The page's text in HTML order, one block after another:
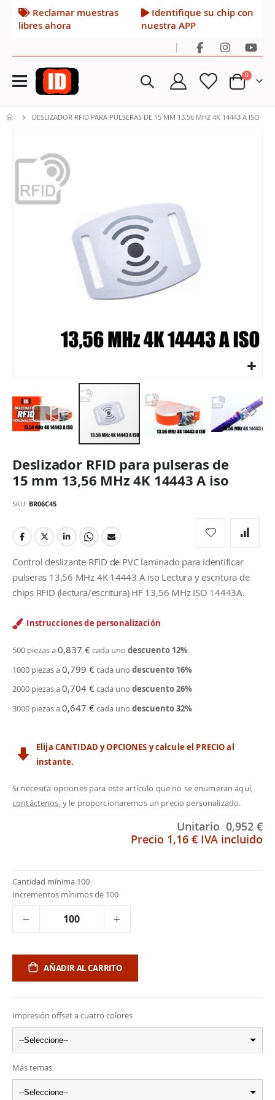
Reclamar muestras
libres ahora
Identifique su chip con
nuestra APP
|
Toggle
Nav Cart
0artículos
DESLIZADOR RFID PARA PULSERAS DE 15 MM 13,56 MHZ 4K 14443 A ISO
final
galería
al
comienzo
de
la
de
imágenes
Deslizador RFID para pulseras de
15 mm 13,56 MHz 4K 14443 A iso
SKU BR06C45
Control deslizante RFID de PVC laminado para identificar
pulseras 13,56 MHz 4K 14443 A iso Lectura y escritura de
chips RFID (lectura/escritura) HF 13,56 MHz ISO 14443A.
Instrucciones de personalización
500 piezas a0,837 €cada uno descuento 12%
1000 piezas a0,799 €cada uno descuento 16%
2000 piezas a0,704 €cada uno descuento26%
3000 piezas a0,647 €cada uno descuento32%
Elija CANTIDAD y OPCIONES y calcule el PRECIO al
instante.
Si necesita opciones para este artículo que no se enumeran aquí,
contáctenos , y le proporcionaremos un precio personalizado.
Unitario 0,952 €
Precio 1,16 € IVA incluido
Cantidad mínima 100
Incrementos mínimos de 100
AÑADIR AL CARRITO
Impresión offset a cuatro colores
--Seleccione--
Más temas
--Seleccione--